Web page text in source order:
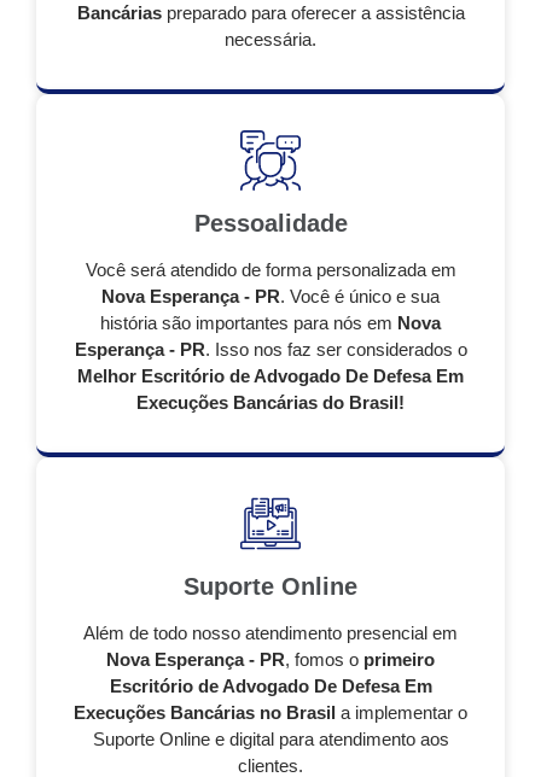
Bancáriaspreparado para oferecer a assistência
necessária.
Pessoalidade
Você será atendido de forma personalizada em
Nova Esperança - PR. Você é único e sua
história são importantes para nós em Nova
Esperança - PR. Isso nos faz ser considerados o
Melhor Escritório de Advogado De Defesa Em
Execuções Bancárias do Brasil!
Suporte Online
Além de todo nosso atendimento presencial em
Nova Esperança - PR, fomos o primeiro
Escritório de Advogado De Defesa Em
Execuções Bancárias no Brasil a implementar o
Suporte Online e digital para atendimento aos
clientes.